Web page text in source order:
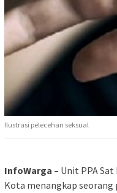
Ilustrasi pelecehan seksual
InfoWarga – Unit PPA
Kota menangkap seorang